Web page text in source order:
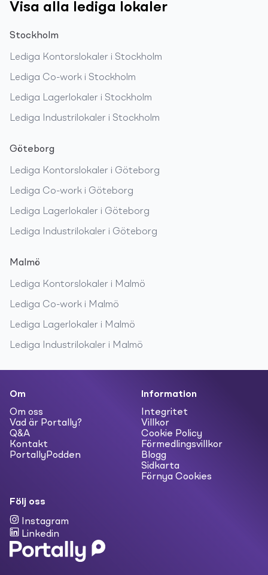
Visa alla lediga lokaler
Stockholm
Lediga Kontorslokaler i Stockholm
Lediga Co-work i Stockholm
Lediga Lagerlokaler i Stockholm
Lediga Industrilokaler i Stockholm
Göteborg
Lediga Kontorslokaler i Göteborg
Lediga Co-work i Göteborg
Lediga Lagerlokaler i Göteborg
Lediga Industrilokaler i Göteborg
Malmö
Lediga Kontorslokaler i Malmö
Lediga Co-work i Malmö
Lediga Lagerlokaler i Malmö
Lediga Industrilokaler i Malmö
Om
Om oss
Vad är Portally?
Q&A
Kontakt
PortallyPodden
Information
Integritet
Villkor
Cookie Policy
Förmedlingsvillkor
Blogg
Sidkarta
Förnya Cookies
Följ oss
Instagram
Linkedin